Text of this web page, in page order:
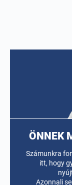
ÖNNEK
Számunkra
itt, hogy
Azonnali